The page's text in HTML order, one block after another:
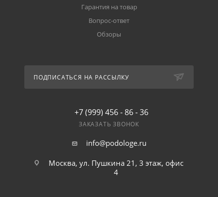
Гарантия на товар
Вопрос-ответ
Обзоры
ПОДПИСАТЬСЯ НА РАССЫЛКУ
+7 (999) 456 - 86 - 36
ЗАКАЗАТЬ ЗВОНОК
info@podologe.ru
Москва, ул. Пушкина 21, 3 этаж, офис
4